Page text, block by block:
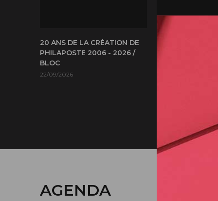
20 ANS DE LA CRÉATION DE
PHILAPOSTE 2006 - 2026 /
BLOC
22/09/2026
20 ANS DE LA
PHILAPOSTE
GROTTE DE
DERNIER
AGENDA